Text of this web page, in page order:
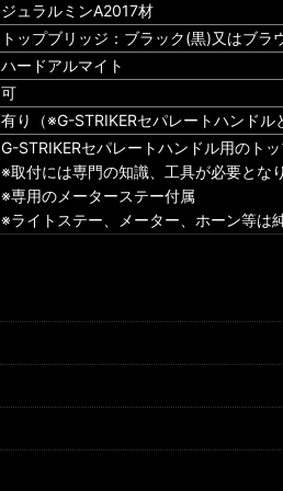
ジュラルミンA2017材
トップブリッジ：ブラック(黒)又はブラ
ハードアルマイト
可
有り（※G-STRIKERセパレートハンドル
G-STRIKERセパレートハンドル用のト
※取付には専門の知識、工具が必要とな
※専用のメーターステー付属
※ライトステー、メーター、ホーン等は